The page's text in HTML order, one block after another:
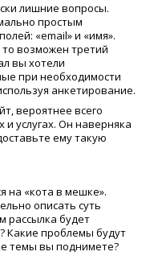
лишние вопросы.
простым
«email» и «имя».
то возможен третий
вы хотели
при необходимости
анкетирование.
вероятнее всего
услугах. Он наверняка
ему такую
на «кота в мешке».
описать суть
рассылка будет
Какие проблемы будут
темы вы поднимете?